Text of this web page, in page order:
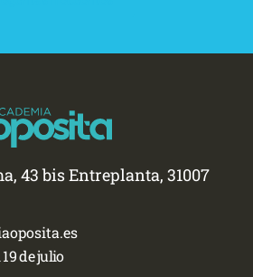
43 bis Entreplanta, 31007
de julio